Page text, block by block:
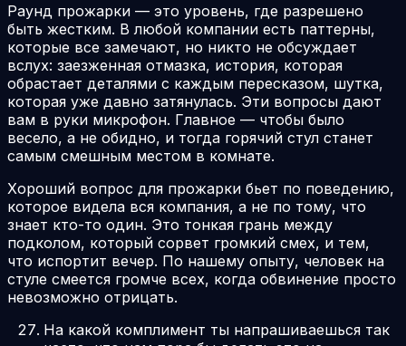
Раунд прожарки — это уровень, где разрешено
быть жестким. В любой компании есть паттерны,
которые все замечают, но никто не обсуждает
вслух: заезженная отмазка, история, которая
обрастает деталями с каждым пересказом, шутка,
которая уже давно затянулась. Эти вопросы дают
вам в руки микрофон. Главное — чтобы было
весело, а не обидно, и тогда горячий стул станет
самым смешным местом в комнате.
Хороший вопрос для прожарки бьет по поведению,
которое видела вся компания, а не по тому, что
знает кто-то один. Это тонкая грань между
подколом, который сорвет громкий смех, и тем,
что испортит вечер. По нашему опыту, человек на
стуле смеется громче всех, когда обвинение просто
невозможно отрицать.
На какой комплимент ты напрашиваешься так